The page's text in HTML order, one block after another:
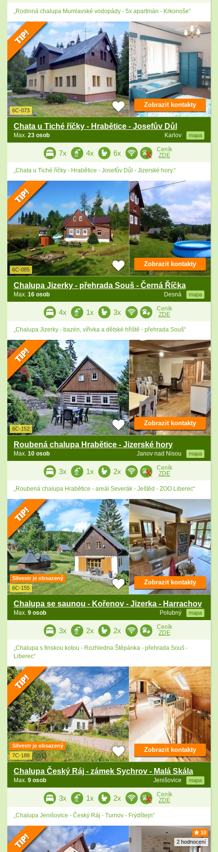
„Rodinná chalupa Mumlavské vodopády - 5x apartmán - Krkonoše“
6C-073
Chata u Tiché říčky - Hrabětice - Josefův Důl
Karlov mapa
Max. 23 osob
Zobrazit kontakty
7x 4x 6x
Ceník
ZDE
„Chata u Tiché říčky - Hrabětice - Josefův Důl - Jizerské hory.“
6C-085
Chalupa Jizerky - přehrada Souš - Černá Říčka
Desná mapa
Max. 16 osob
Zobrazit kontakty
4x 1x 3x
Ceník
ZDE
„Chalupa Jizerky - bazén, vířivka a dětské hřiště - přehrada Souš“
6C-152
Roubená chalupa Hrabětice - Jizerské hory
Janov nad Nisou mapa
Max. 10 osob
Zobrazit kontakty
3x 1x 2x
Ceník
ZDE
„Roubená chalupa Hrabětice - areál Severák - Ještěd - ZOO Liberec“
Silvestr je obsazený
6C-155
Chalupa se saunou - Kořenov - Jizerka - Harrachov
Polubný mapa
Max. 9 osob
Zobrazit kontakty
3x 2x 2x
Ceník
ZDE
„Chalupa s finskou kotou - Rozhledna Štěpánka - přehrada Souš -
Liberec“
Silvestr je obsazený
7C-189
Chalupa Český Ráj - zámek Sychrov - Malá Skála
Jenišovice mapa
Max. 9 osob
Zobrazit kontakty
3x 1x 2x
Ceník
ZDE
„Chalupa Jenišovice - Český Ráj - Turnov - Frýdštejn“
10
2 hodnocení